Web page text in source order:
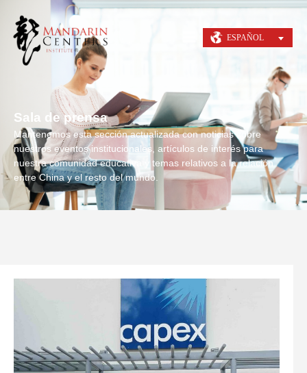
ESPAÑOL
Sala de prensa
Mantenemos esta sección actualizada con noticias sobre
nuestros eventos institucionales, artículos de interés para
nuestra comunidad educativa y temas relativos a la relación
entre China y el resto del mundo.